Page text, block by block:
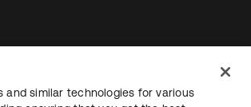
guia
nova guia
and similar technologies for various